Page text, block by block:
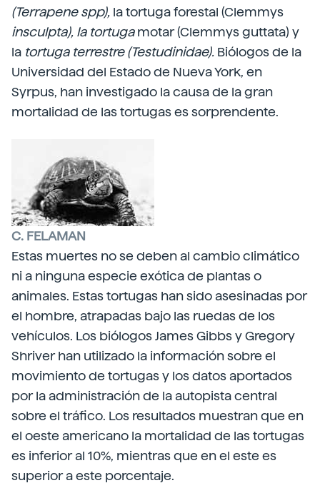
(Terrapene spp), la tortuga forestal (Clemmys
insculpta), la tortugamotar (Clemmys guttata) y
la tortuga terrestre (Testudinidae). Biólogos de la
Universidad del Estado de Nueva York, en
Syrpus, han investigado la causa de la gran
mortalidad de las tortugas es sorprendente.
C. FELAMAN
Estas muertes no se deben al cambio climático
ni a ninguna especie exótica de plantas o
animales. Estas tortugas han sido asesinadas por
el hombre, atrapadas bajo las ruedas de los
vehículos. Los biólogos James Gibbs y Gregory
Shriver han utilizado la información sobre el
movimiento de tortugas y los datos aportados
por la administración de la autopista central
sobre el tráfico. Los resultados muestran que en
el oeste americano la mortalidad de las tortugas
es inferior al 10%, mientras que en el este es
superior a este porcentaje.